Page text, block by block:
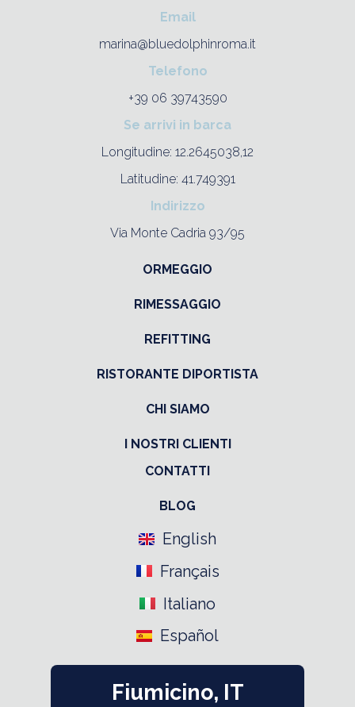
Email
marina@bluedolphinroma.it
Telefono
+39 06 39743590
Se arrivi in barca
Longitudine: 12.2645038,12
Latitudine: 41.749391
Indirizzo
Via Monte Cadria 93/95
ORMEGGIO
RIMESSAGGIO
REFITTING
RISTORANTE DIPORTISTA
CHI SIAMO
I NOSTRI CLIENTI
CONTATTI
BLOG
English
Français
Italiano
Español
Fiumicino, IT